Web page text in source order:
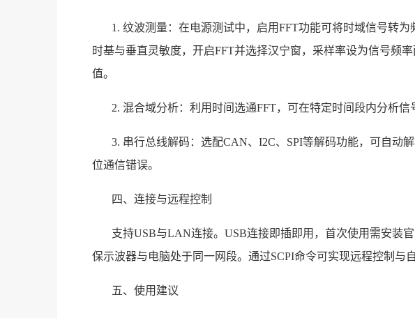
1. 纹波测量：在电源测试中，启用FFT功能可将时域信号转
时基与垂直灵敏度，开启FFT并选择汉宁窗，采样率设为信号频
值。
2. 混合域分析：利用时间选通FFT，可在特定时间段内分析信
3. 串行总线解码：选配CAN、I2C、SPI等解码功能，可自动
位通信错误。
四、连接与远程控制
支持USB与LAN连接。USB连接即插即用，首次使用需安装
保示波器与电脑处于同一网段。通过SCPI命令可实现远程控制与
五、使用建议